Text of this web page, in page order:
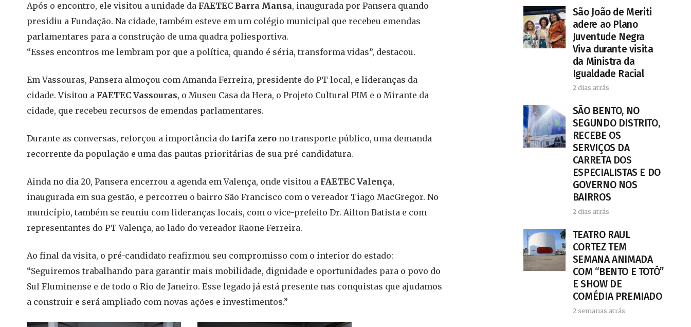
Após o encontro, ele visitou a unidade da FAETEC Barra Mansa, inaugurada por Pansera quando
presidiu a Fundação. Na cidade, também esteve em um colégio municipal que recebeu emendas
parlamentares para a construção de uma quadra poliesportiva.
“Esses encontros me lembram por que a política, quando é séria, transforma vidas”, destacou.
Em Vassouras, Pansera almoçou com Amanda Ferreira, presidente do PT local, e lideranças da
cidade. Visitou a FAETEC Vassouras, o Museu Casa da Hera, o Projeto Cultural PIM e o Mirante da
cidade, que recebeu recursos de emendas parlamentares.
Durante as conversas, reforçou a importância do tarifa zero no transporte público, uma demanda
recorrente da população e uma das pautas prioritárias de sua pré-candidatura.
Ainda no dia 20, Pansera encerrou a agenda em Valença, onde visitou a FAETEC Valença,
inaugurada em sua gestão, e percorreu o bairro São Francisco com o vereador Tiago MacGregor. No
município, também se reuniu com lideranças locais, com o vice-prefeito Dr. Ailton Batista e com
representantes do PT Valença, ao lado do vereador Raone Ferreira.
Ao final da visita, o pré-candidato reafirmou seu compromisso com o interior do estado:
“Seguiremos trabalhando para garantir mais mobilidade, dignidade e oportunidades para o povo do
Sul Fluminense e de todo o Rio de Janeiro. Esse legado já está presente nas conquistas que ajudamos
a construir e será ampliado com novas ações e investimentos.”
São João de Meriti
adere ao Plano
Juventude Negra
Viva durante visita
da Ministra da
Igualdade Racial
2 dias atrás
SÃO BENTO, NO
SEGUNDO DISTRITO,
RECEBE OS
SERVIÇOS DA
CARRETA DOS
ESPECIALISTAS E DO
GOVERNO NOS
BAIRROS
2 dias atrás
TEATRO RAUL
CORTEZ TEM
SEMANA ANIMADA
COM “BENTO E TOTÓ”
E SHOW DE
COMÉDIA PREMIADO
2 semanas atrás